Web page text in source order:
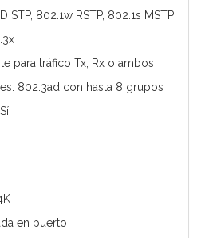
STP, 802.1w RSTP, 802.1s MSTP
para tráfico Tx, Rx o ambos
802.3ad con hasta 8 grupos
en puerto